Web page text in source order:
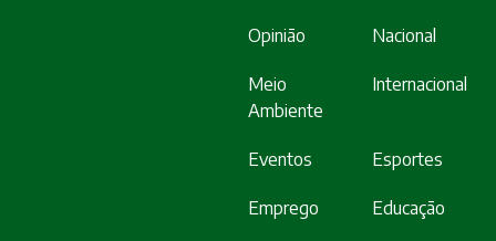
Opinião Nacional
Meio
Ambiente
Internacional
Eventos Esportes
Emprego Educação